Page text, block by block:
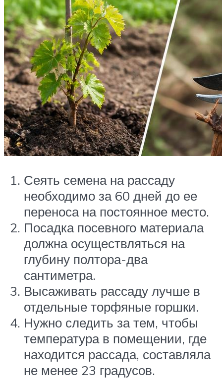
Сеять семена на рассаду
необходимо за 60 дней до ее
переноса на постоянное место.
Посадка посевного материала
должна осуществляться на
глубину полтора-два
сантиметра.
Высаживать рассаду лучше в
отдельные торфяные горшки.
Нужно следить за тем, чтобы
температура в помещении, где
находится рассада, составляла
не менее 23 градусов.